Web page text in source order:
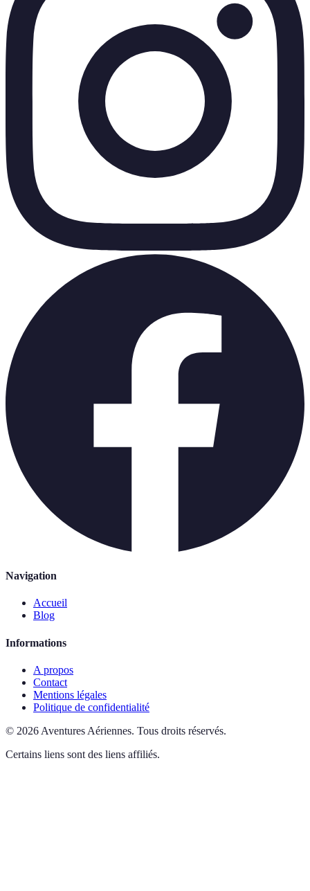
Navigation
Accueil
Blog
Informations
A propos
Contact
Mentions légales
Politique de confidentialité
© 2026 Aventures Aériennes. Tous droits réservés.
Certains liens sont des liens affiliés.